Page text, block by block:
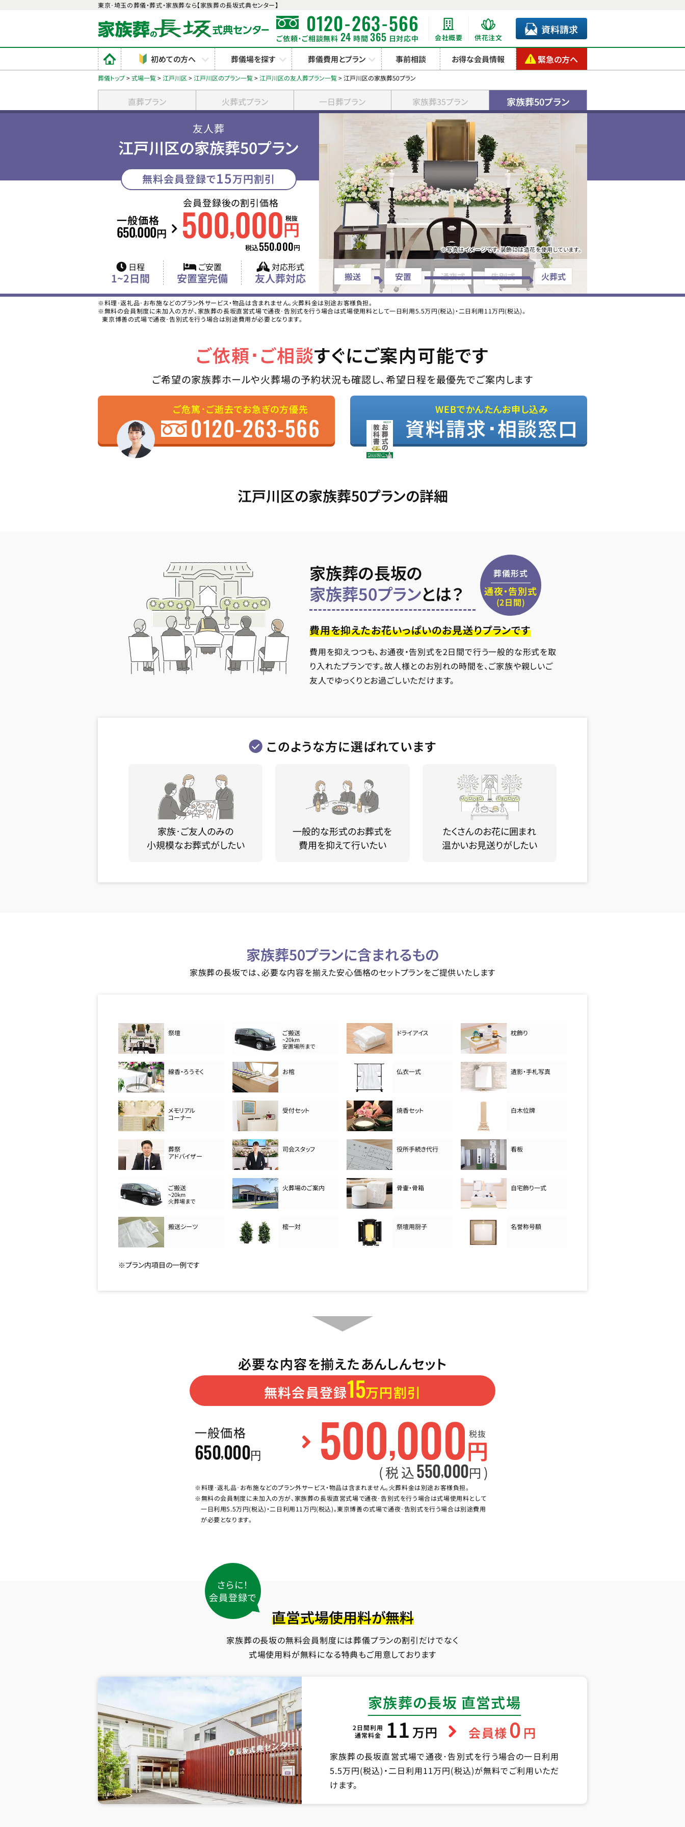
東京･埼玉の葬儀・葬式・家族葬なら【家族葬の長坂式典センター】
0120-263-566
ご依頼･ご相談無料 24 時間 365 日対応中 会社概要 供花注文
資料請求
初めての方へ 葬儀場を探す 葬儀費用とプラン 事前相談 お得な会員情報 緊急の方へ
葬儀トップ>式場一覧>江戸川区 >江戸川区のプラン一覧>江戸川区の友人葬プラン一覧>江戸川区の家族葬50プラン
直葬プラン 火葬式プラン 一日葬プラン 家族葬35プラン 家族葬50プラン
友人葬
江戸川区の家族葬50プラン
無料会員登録で15万円割引
一般価格
650,000円
会員登録後の割引価格
500,000円
税抜
税込550,000円
日程
1~2日間
ご安置
安置室完備
対応形式
友人葬対応
※写真はイメージです。装飾には造花を使用しています。
搬送 安置 通夜式 告別式 火葬式
※料理･返礼品･お布施などのプラン外サービス・物品は含まれません。火葬料金は別途お客様負担。
※無料の会員制度に未加入の方が、家族葬の長坂直営式場で通夜･告別式を行う場合は式場使用料として一日利用5.5万円(税込)・二日利用11万円(税込)。
東京博善の式場で通夜･告別式を行う場合は別途費用が必要となります。
ご依頼･ご相談すぐにご案内可能です
ご希望の家族葬ホールや火葬場の予約状況も確認し、希望日程を最優先でご案内します
ご危篤･ご逝去でお急ぎの方優先
0120-263-566
WEBでかんたんお申し込み
資料請求･相談窓口
江戸川区の家族葬50プランの詳細
家族葬の長坂の
家族葬50プランとは？
葬儀形式
通夜・告別式
(2日間)
費用を抑えたお花いっぱいのお見送りプランです
費用を抑えつつも、お通夜・告別式を2日間で行う一般的な形式を取
り入れたプランです。故人様とのお別れの時間を、ご家族や親しいご
友人でゆっくりとお過ごしいただけます。
このような方に選ばれています
家族･ご友人のみの
小規模なお葬式がしたい
一般的な形式のお葬式を
費用を抑えて行いたい
たくさんのお花に囲まれ
温かいお見送りがしたい
家族葬50プランに含まれるもの
家族葬の長坂では、必要な内容を揃えた安心価格のセットプランをご提供いたします
祭壇 ご搬送
~20km
安置場所まで
ドライアイス 枕飾り
線香・ろうそく お棺 仏衣一式 遺影・手札写真
メモリアル
コーナー
受付セット 焼香セット 白木位牌
葬祭
アドバイザー
司会スタッフ 役所手続き代行 看板
ご搬送
~20km
火葬場まで
火葬場のご案内 骨壷・骨箱 自宅飾り一式
搬送シーツ 樒一対 祭壇用厨子 名誉称号額
※プラン内項目の一例です
必要な内容を揃えたあんしんセット
無料会員登録15万円割引
一般価格
650,000円 500,000円
税抜
(税込550,000円 )
※料理･返礼品･お布施などのプラン外サービス・物品は含まれません。火葬料金は別途お客様負担。
※無料の会員制度に未加入の方が、家族葬の長坂直営式場で通夜･告別式を行う場合は式場使用料として
一日利用5.5万円(税込)・二日利用11万円(税込)。東京博善の式場で通夜･告別式を行う場合は別途費用
が必要となります。
さらに！
会員登録で
直営式場使用料が無料
家族葬の長坂の無料会員制度には葬儀プランの割引だけでなく
式場使用料が無料になる特典もご用意しております
家族葬の長坂 直営式場
2日間利用
通常料金
11 万円 会員様 0 円
家族葬の長坂直営式場で通夜･告別式を行う場合の一日利用
5.5万円(税込)・二日利用11万円(税込)が無料でご利用いただ
けます。